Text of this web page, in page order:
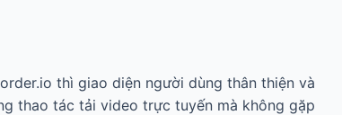
thì giao diện người dùng thân thiện và
thao tác tải video trực tuyến mà không gặp